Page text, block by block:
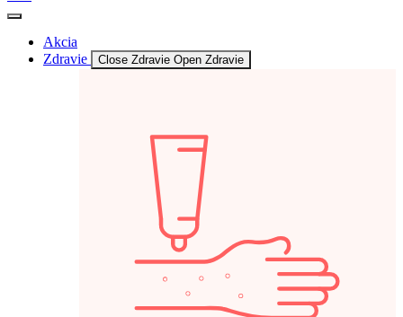
Akcia
Zdravie
Close Zdravie Open Zdravie